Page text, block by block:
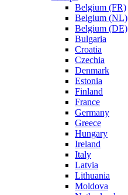
Belgium (FR)
Belgium (NL)
Belgium (DE)
Bulgaria
Croatia
Czechia
Denmark
Estonia
Finland
France
Germany
Greece
Hungary
Ireland
Italy
Latvia
Lithuania
Moldova